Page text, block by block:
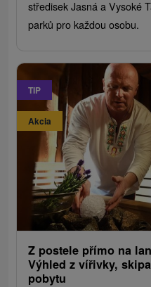
středisek Jasná a Vysoké
parků pro každou osobu.
TIP
Akcia
Z postele přímo na
Výhled z vířivky,
pobytu